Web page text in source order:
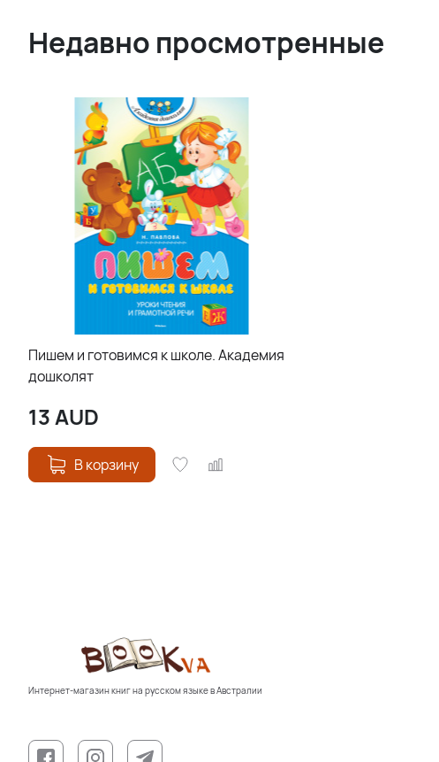
Недавно просмотренные
Пишем и готовимся к школе. Академия
дошколят
13AUD
В корзину
Интернет-магазин книг на русском языке в Австралии